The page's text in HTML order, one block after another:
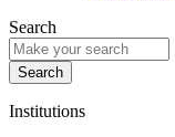
Search
Institutions